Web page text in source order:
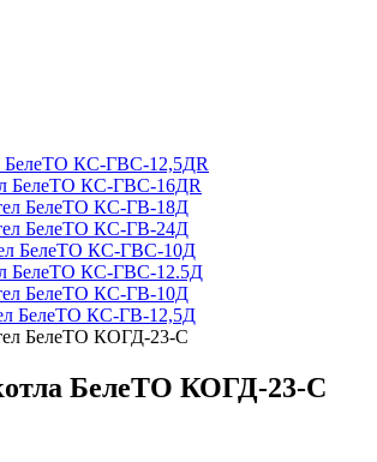
БелеТО КС-ГВС-12,5ДR
БелеТО КС-ГВС-16ДR
БелеТО КС-ГВ-18Д
БелеТО КС-ГВ-24Д
БелеТО КС-ГВС-10Д
БелеТО КС-ГВС-12.5Д
БелеТО КС-ГВ-10Д
БелеТО КС-ГВ-12,5Д
БелеТО КОГД-23-С
БелеТО КОГД-23-С